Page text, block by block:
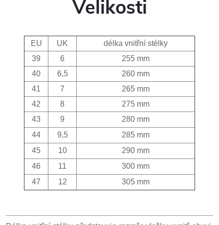
Velikosti
EU UK
délka vnitřní stélky
39
6
255 mm
40
6,5
260 mm
41
7
265 mm
42
8
275 mm
43
9
280 mm
44
9,5
285 mm
45
10
290 mm
46
11
300 mm
47
12 305 mm